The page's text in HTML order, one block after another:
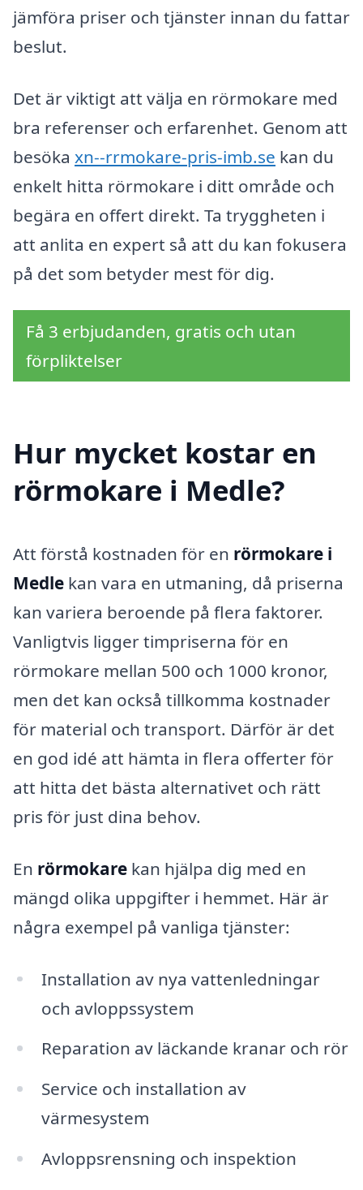
jämföra priser och tjänster innan du fattar
beslut.
Det är viktigt att välja en rörmokare med
bra referenser och erfarenhet. Genom att
besöka xn--rrmokare-pris-imb.se kan du
enkelt hitta rörmokare i ditt område och
begära en offert direkt. Ta tryggheten i
att anlita en expert så att du kan fokusera
på det som betyder mest för dig.
Få 3 erbjudanden, gratis och utan
förpliktelser
Hur mycket kostar en
rörmokare i Medle?
Att förstå kostnaden för en rörmokare i
Medle kan vara en utmaning, då priserna
kan variera beroende på flera faktorer.
Vanligtvis ligger timpriserna för en
rörmokare mellan 500 och 1000 kronor,
men det kan också tillkomma kostnader
för material och transport. Därför är det
en god idé att hämta in flera offerter för
att hitta det bästa alternativet och rätt
pris för just dina behov.
En rörmokare kan hjälpa dig med en
mängd olika uppgifter i hemmet. Här är
några exempel på vanliga tjänster:
Installation av nya vattenledningar
och avloppssystem
Reparation av läckande kranar och rör
Service och installation av
värmesystem
Avloppsrensning och inspektion